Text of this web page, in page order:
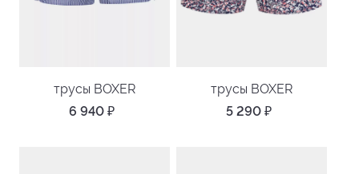
трусы BOXER
6 940 ₽
трусы BOXER
5 290 ₽